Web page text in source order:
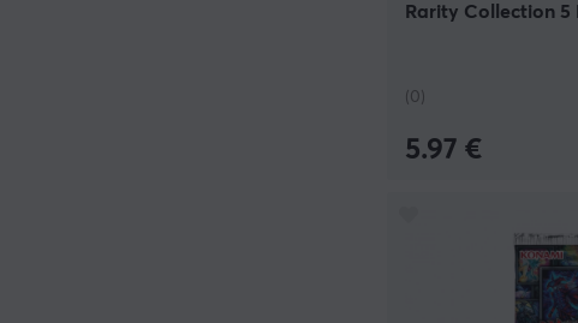
Rarity Collection 5
(0)
5.97 €